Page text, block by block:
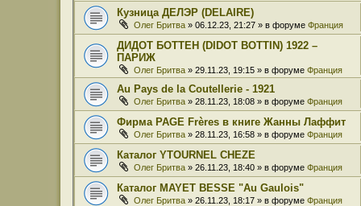
Кузница ДЕЛЭР (DELAIRE)
Олег Бритва » 06.12.23, 21:27 » в форуме Франция
ДИДОТ БОТТЕН (DIDOT BOTTIN) 1922 –
ПАРИЖ
Олег Бритва » 29.11.23, 19:15 » в форуме Франция
Au Pays de la Coutellerie - 1921
Олег Бритва » 28.11.23, 18:08 » в форуме Франция
Фирма PAGE Frères в книге Жанны Лаффит
Олег Бритва » 28.11.23, 16:58 » в форуме Франция
Каталог YTOURNEL CHEZE
Олег Бритва » 26.11.23, 18:40 » в форуме Франция
Каталог MAYET BESSE "Au Gaulois"
Олег Бритва » 26.11.23, 18:17 » в форуме Франция